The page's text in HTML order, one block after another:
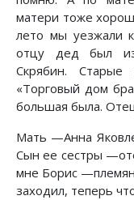
матери тоже
лето мы уезжали
отцу дед был из
Скрябин.
«Торговый дом
большая была.
Мать —Анна
Сын ее сестры
мне Борис
заходил, теперь